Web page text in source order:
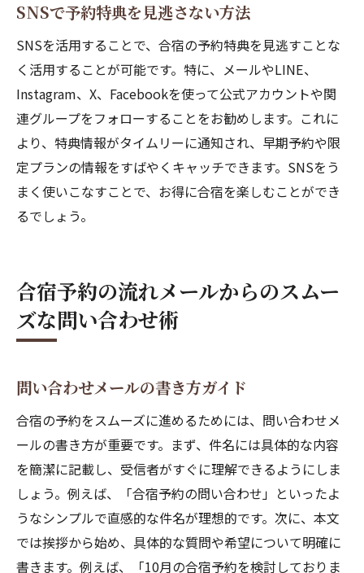
SNSで予約特典を見逃さない方法
SNSを活用することで、合宿の予約特典を見逃すことな
く活用することが可能です。特に、メールやLINE、
Instagram、X、Facebookを使って公式アカウントや関
連グループをフォローすることをお勧めします。これに
より、特典情報がタイムリーに通知され、早期予約や限
定プランの情報をすばやくキャッチできます。SNSをう
まく使いこなすことで、お得に合宿を楽しむことができ
るでしょう。
合宿予約の流れメールからのスムー
ズな問い合わせ術
問い合わせメールの書き方ガイド
合宿の予約をスムーズに進めるためには、問い合わせメ
ールの書き方が重要です。まず、件名には具体的な内容
を簡潔に記載し、受信者がすぐに理解できるようにしま
しょう。例えば、「合宿予約の問い合わせ」といったよ
うなシンプルで直感的な件名が理想的です。次に、本文
では挨拶から始め、具体的な質問や希望について明確に
書きます。例えば、「10月の合宿予約を検討しておりま